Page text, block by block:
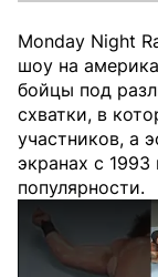
Monday Night
шоу на
бойцы под
схватки, в
участников, а
экранах с
популярности.